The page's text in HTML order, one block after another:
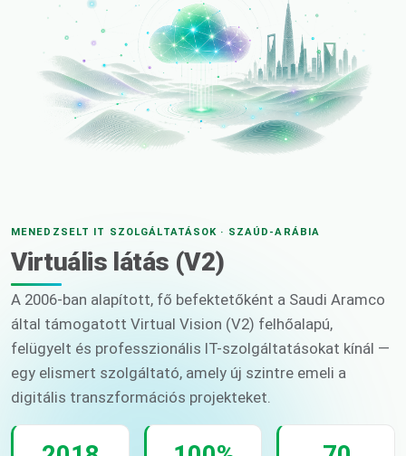
MENEDZSELT IT SZOLGÁLTATÁSOK · SZAÚD-ARÁBIA
Virtuális látás (V2)
A 2006-ban alapított, fő befektetőként a Saudi Aramco
által támogatott Virtual Vision (V2) felhőalapú,
felügyelt és professzionális IT-szolgáltatásokat kínál —
egy elismert szolgáltató, amely új szintre emeli a
digitális transzformációs projekteket.